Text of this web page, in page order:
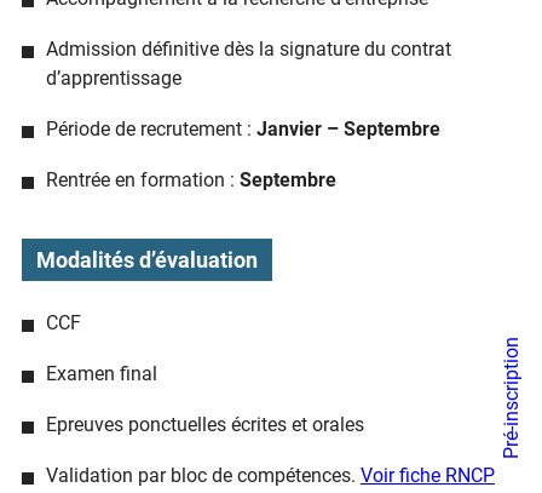
Admission définitive dès la signature du contrat
d’apprentissage
Période de recrutement : Janvier – Septembre
Rentrée en formation : Septembre
Modalités d’évaluation
CCF
Examen final
Epreuves ponctuelles écrites et orales
Validation par bloc de compétences. Voir fiche RNCP
Pré-inscription